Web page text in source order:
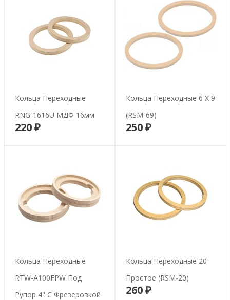
Кольца Переходные
RNG-1616U МДФ 16мм
220 ₽В корзину
Кольца Переходные 6 Х 9
(RSM-69)
250 ₽В корзину
Кольца Переходные
RTW-A100FPW Под
Рупор 4" С Фрезеровкой
Кольца Переходные 20
Простое (RSM-20)
260 ₽В корзину